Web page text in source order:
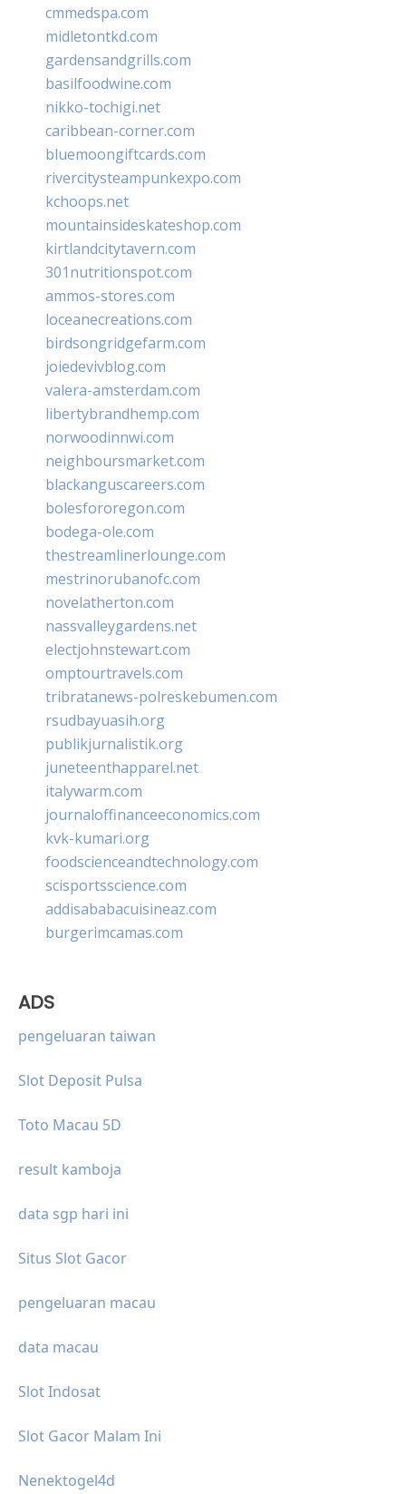
cmmedspa.com
midletontkd.com
gardensandgrills.com
basilfoodwine.com
nikko-tochigi.net
caribbean-corner.com
bluemoongiftcards.com
rivercitysteampunkexpo.com
kchoops.net
mountainsideskateshop.com
kirtlandcitytavern.com
301nutritionspot.com
ammos-stores.com
loceanecreations.com
birdsongridgefarm.com
joiedevivblog.com
valera-amsterdam.com
libertybrandhemp.com
norwoodinnwi.com
neighboursmarket.com
blackanguscareers.com
bolesfororegon.com
bodega-ole.com
thestreamlinerlounge.com
mestrinorubanofc.com
novelatherton.com
nassvalleygardens.net
electjohnstewart.com
omptourtravels.com
tribratanews-polreskebumen.com
rsudbayuasih.org
publikjurnalistik.org
juneteenthapparel.net
italywarm.com
journaloffinanceeconomics.com
kvk-kumari.org
foodscienceandtechnology.com
scisportsscience.com
addisababacuisineaz.com
burgerimcamas.com
ADS
pengeluaran taiwan
Slot Deposit Pulsa
Toto Macau 5D
result kamboja
data sgp hari ini
Situs Slot Gacor
pengeluaran macau
data macau
Slot Indosat
Slot Gacor Malam Ini
Nenektogel4d